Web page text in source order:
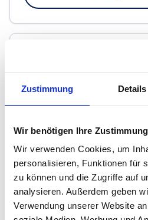
Zustimmung Details
Wir benötigen Ihre Zustimmung
Wir verwenden Cookies, um
personalisieren, Funktionen für
zu können und die Zugriffe auf
analysieren. Außerdem geben
Verwendung unserer Website
53804 Much
Kapeller Immobilien
Pastoratsstr. 1